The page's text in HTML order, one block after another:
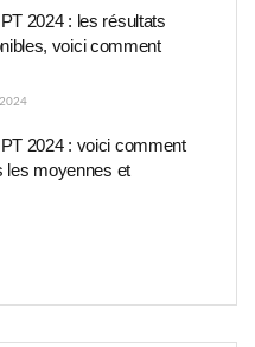
2024 : les résultats
voici comment
2024
2024 : voici comment
les moyennes et